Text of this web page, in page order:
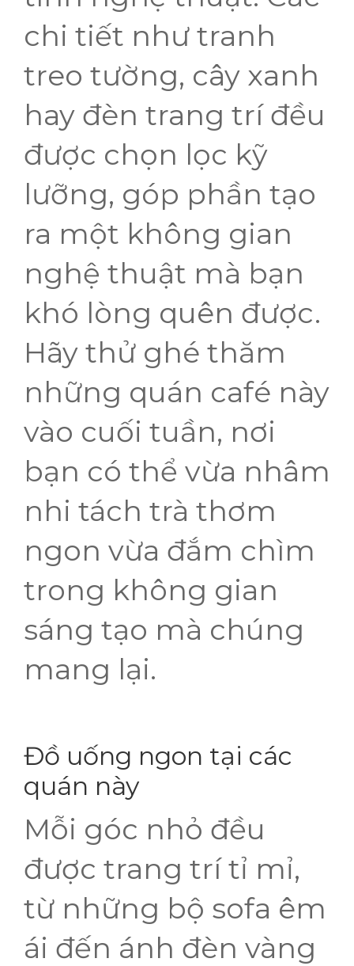
chi tiết như tranh
treo tường, cây xanh
hay đèn trang trí đều
được chọn lọc kỹ
lưỡng, góp phần tạo
ra một không gian
nghệ thuật mà bạn
khó lòng quên được.
Hãy thử ghé thăm
những quán café này
vào cuối tuần, nơi
bạn có thể vừa nhâm
nhi tách trà thơm
ngon vừa đắm chìm
trong không gian
sáng tạo mà chúng
mang lại.
Đồ uống ngon tại các
quán này
Mỗi góc nhỏ đều
được trang trí tỉ mỉ,
từ những bộ sofa êm
ái đến ánh đèn vàng